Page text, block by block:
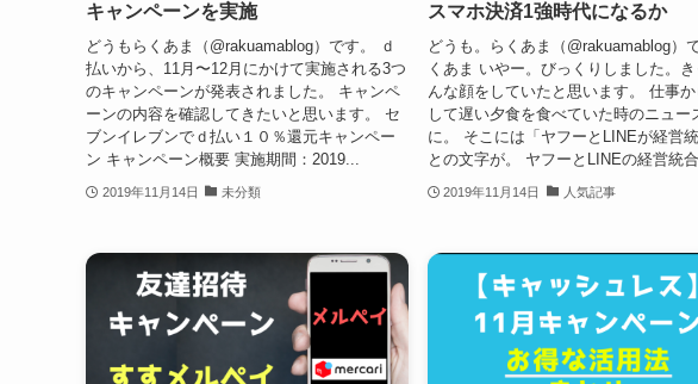
キャンペーンを実施
どうもらくあま（@rakuamablog）です。 ｄ
払いから、11月〜12月にかけて実施される3つ
のキャンペーンが発表されました。 キャンペ
ーンの内容を確認してきたいと思います。 セ
ブンイレブンでｄ払い１０％還元キャンペー
ン キャンペーン概要 実施期間：2019...
2019年11月14日 未分類
スマホ決済1強時代になるか
どうも。らくあま（@rakuamablog）
くあま いやー。びっくりしました。き
んな顔をしていたと思います。 仕事
して遅い夕食を食べていた時のニュー
に。 そこには「ヤフーとLINEが経営統
との文字が。 ヤフーとLINEの経営統合
2019年11月14日 人気記事